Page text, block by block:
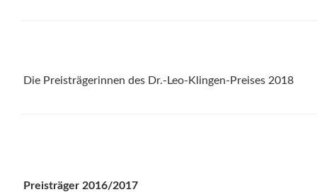
Die Preisträgerinnen des Dr.-Leo-Klingen-Preises 2018
Preisträger 2016/2017